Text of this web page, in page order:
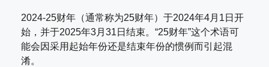
2024-25财年（通常称为25财年）于2024年4月1日开
始，并于2025年3月31日结束。“25财年”这个术语可
能会因采用起始年份还是结束年份的惯例而引起混
淆。